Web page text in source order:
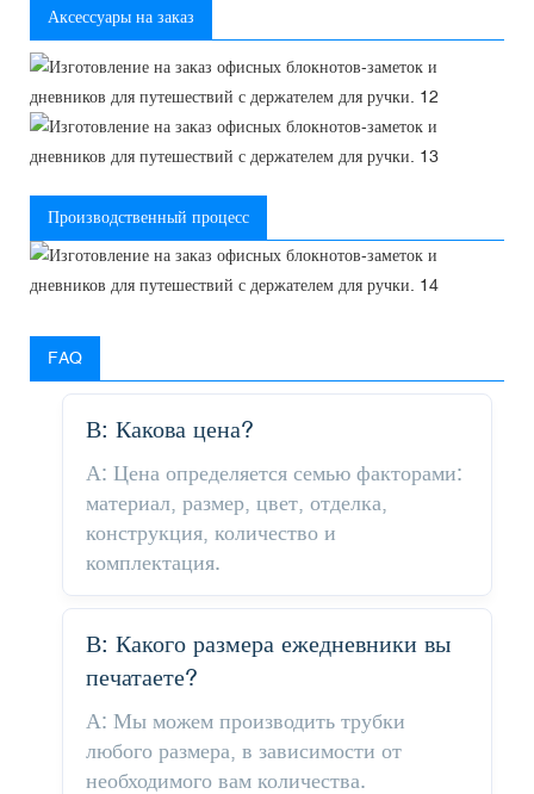
Аксессуары на заказ
Производственный процесс
FAQ
В: Какова цена?
А: Цена определяется семью факторами:
материал, размер, цвет, отделка,
конструкция, количество и
комплектация.
В: Какого размера ежедневники вы
печатаете?
А: Мы можем производить трубки
любого размера, в зависимости от
необходимого вам количества.